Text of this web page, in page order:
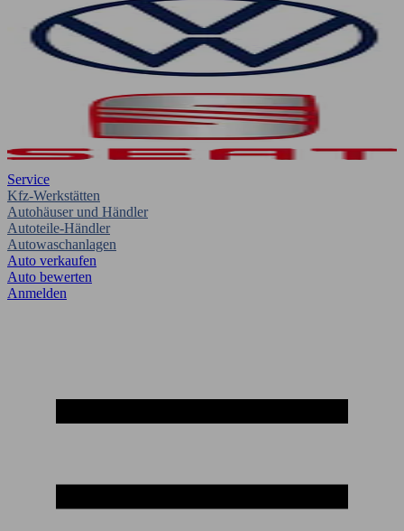
Service
Kfz-Werkstätten
Autohäuser und Händler
Autoteile-Händler
Autowaschanlagen
Auto verkaufen
Auto bewerten
Anmelden